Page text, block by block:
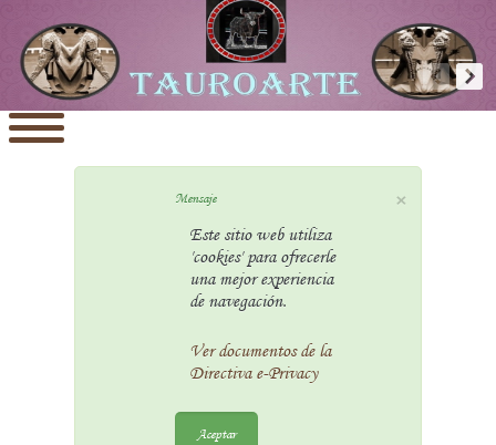
×
Mensaje
Este sitio web utiliza
'cookies' para ofrecerle
una mejor experiencia
de navegación.
Ver documentos de la
Directiva e-Privacy
Aceptar